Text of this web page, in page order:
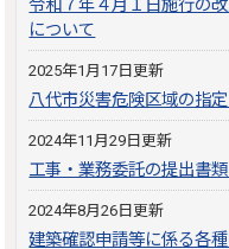
令和７年４月１日施行の
について
2025年1月17日更新
八代市災害危険区域の指
2024年11月29日更新
工事・業務委託の提出書
2024年8月26日更新
建築確認申請等に係る各